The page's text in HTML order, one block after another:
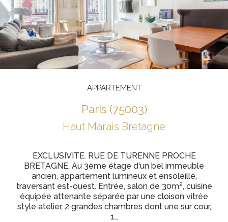
APPARTEMENT
paris (75003)
Haut Marais Bretagne
EXCLUSIVITE. RUE DE TURENNE PROCHE
BRETAGNE. Au 3ème étage d'un bel immeuble
ancien, appartement lumineux et ensoleillé,
traversant est-ouest. Entrée, salon de 30m², cuisine
équipée attenante séparée par une cloison vitrée
style atelier, 2 grandes chambres dont une sur cour,
1…